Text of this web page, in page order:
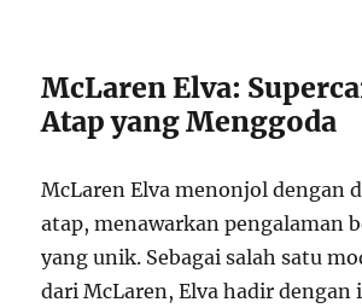
McLaren Elva:
Atap yang Menggoda
McLaren Elva menonjol dengan
atap, menawarkan pengalaman
yang unik. Sebagai salah satu
dari McLaren, Elva hadir dengan